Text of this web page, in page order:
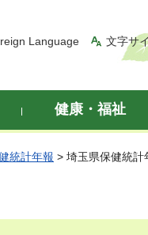
Language 文字サ
健康・福祉
統計年報 > 埼玉県保健統計